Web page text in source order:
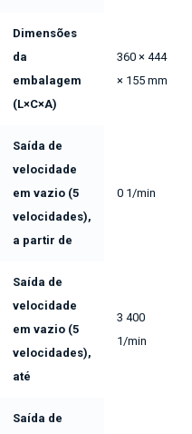
Dimensões
da
embalagem
(L×C×A)
360 × 444
× 155 mm
Saída de
velocidade
em vazio (5
velocidades),
a partir de
0 1/min
Saída de
velocidade
em vazio (5
velocidades),
até
3 400
1/min
Saída de